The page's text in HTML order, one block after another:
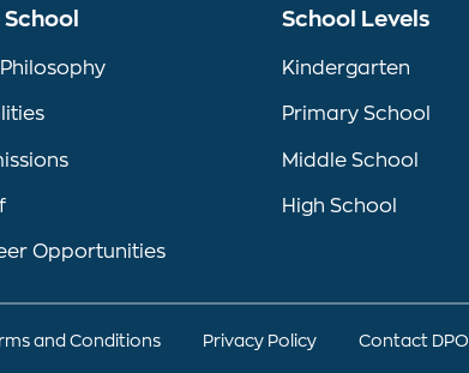
School
Opportunities
School Levels
Kindergarten
Primary School
Middle School
High School
and Conditions Privacy Policy Contact DPO